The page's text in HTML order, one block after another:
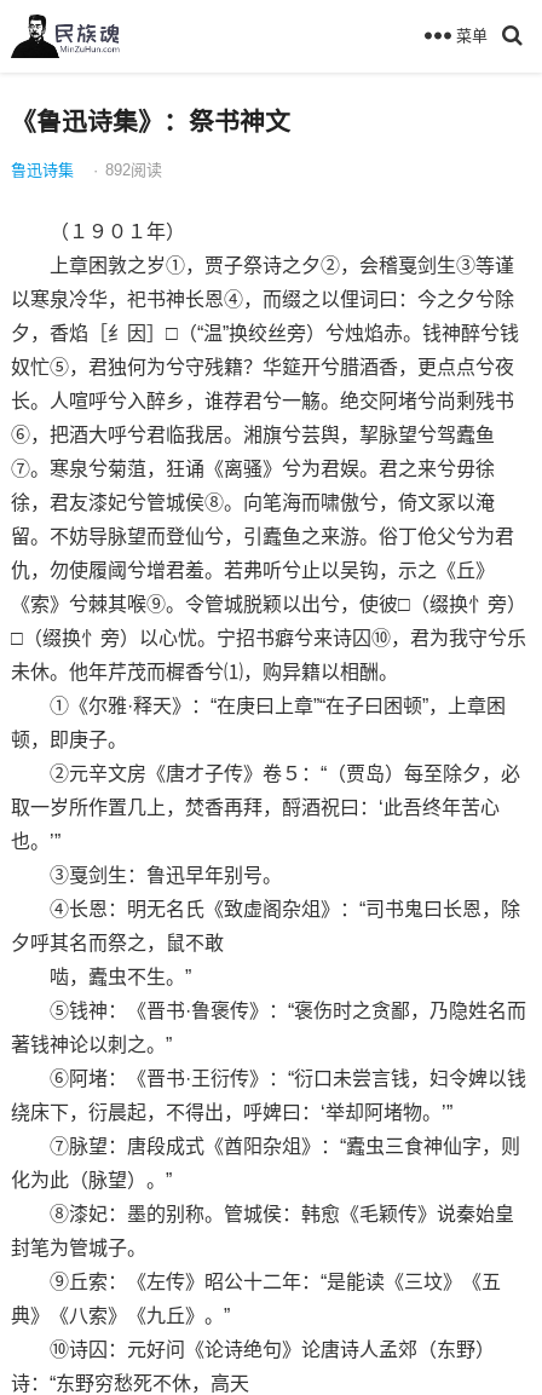
菜单
《鲁迅诗集》：祭书神文
鲁迅诗集 · 892阅读
（１９０１年）
上章困敦之岁①，贾子祭诗之夕②，会稽戛剑生③等谨
以寒泉冷华，祀书神长恩④，而缀之以俚词曰：今之夕兮除
夕，香焰［纟因］□（“温”换绞丝旁）兮烛焰赤。钱神醉兮钱
奴忙⑤，君独何为兮守残籍？华筵开兮腊酒香，更点点兮夜
长。人喧呼兮入醉乡，谁荐君兮一觞。绝交阿堵兮尚剩残书
⑥，把酒大呼兮君临我居。湘旗兮芸舆，挈脉望兮驾蠹鱼
⑦。寒泉兮菊菹，狂诵《离骚》兮为君娱。君之来兮毋徐
徐，君友漆妃兮管城侯⑧。向笔海而啸傲兮，倚文冢以淹
留。不妨导脉望而登仙兮，引蠹鱼之来游。俗丁伧父兮为君
仇，勿使履阈兮增君羞。若弗听兮止以吴钩，示之《丘》
《索》兮棘其喉⑨。令管城脱颖以出兮，使彼□（缀换忄旁）
□（缀换忄旁）以心忧。宁招书癖兮来诗囚⑩，君为我守兮乐
未休。他年芹茂而樨香兮⑴，购异籍以相酬。
①《尔雅·释天》：“在庚曰上章”“在子曰困顿”，上章困
顿，即庚子。
②元辛文房《唐才子传》卷５：“（贾岛）每至除夕，必
取一岁所作置几上，焚香再拜，酹酒祝曰：‘此吾终年苦心
也。’”
③戛剑生：鲁迅早年别号。
④长恩：明无名氏《致虚阁杂俎》：“司书鬼曰长恩，除
夕呼其名而祭之，鼠不敢
啮，蠹虫不生。”
⑤钱神：《晋书·鲁褒传》：“褒伤时之贪鄙，乃隐姓名而
著钱神论以刺之。”
⑥阿堵：《晋书·王衍传》：“衍口未尝言钱，妇令婢以钱
绕床下，衍晨起，不得出，呼婢曰：‘举却阿堵物。’”
⑦脉望：唐段成式《酋阳杂俎》：“蠹虫三食神仙字，则
化为此（脉望）。”
⑧漆妃：墨的别称。管城侯：韩愈《毛颖传》说秦始皇
封笔为管城子。
⑨丘索：《左传》昭公十二年：“是能读《三坟》《五
典》《八索》《九丘》。”
⑩诗囚：元好问《论诗绝句》论唐诗人孟郊（东野）
诗：“东野穷愁死不休，高天